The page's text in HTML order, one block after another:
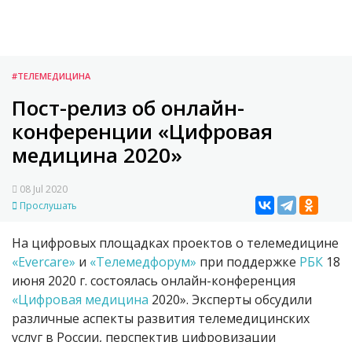
#ТЕЛЕМЕДИЦИНА
Пост-релиз об онлайн-
конференции «Цифровая
медицина 2020»
08 Jul 2020
Прослушать
На цифровых площадках проектов о телемедицине
«Evercare» и «Телемедфорум» при поддержке РБК 18
июня 2020 г. состоялась онлайн-конференция
«Цифровая медицина 2020». Эксперты обсудили
различные аспекты развития телемедицинских
услуг в России, перспектив цифровизации